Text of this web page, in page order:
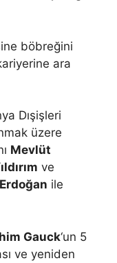
böbreğini
ara
Dışişleri
üzere
Mevlüt
ve
ile
Gauck‘un 5
ve yeniden